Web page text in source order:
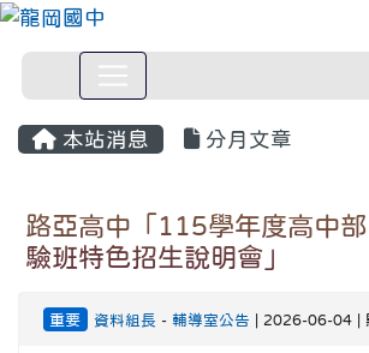
本站消息 分月文章
路亞高中「115學年度高中
驗班特色招生說明會」
重要 資料組長 - 輔導室公告 | 2026-06-04 |